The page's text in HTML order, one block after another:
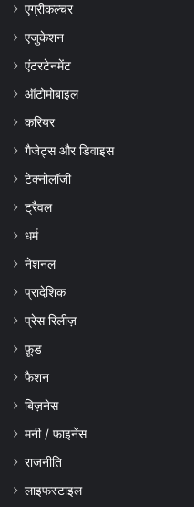
एग्रीकल्चर
एजुकेशन
एंटरटेनमेंट
ऑटोमोबाइल
करियर
गैजेट्स और डिवाइस
टेक्नोलॉजी
ट्रैवल
धर्म
नेशनल
प्रादेशिक
प्रेस रिलीज़
फ़ूड
फैशन
बिज़नेस
मनी / फाइनेंस
राजनीति
लाइफस्टाइल